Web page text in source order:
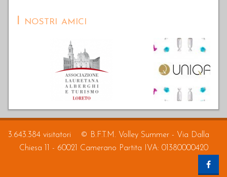
I nostri amici
3.643.384 visitatori
© B.F.T.M. Volley Summer - Via Dalla
Chiesa 11 - 60021 Camerano Partita IVA: 01380000420